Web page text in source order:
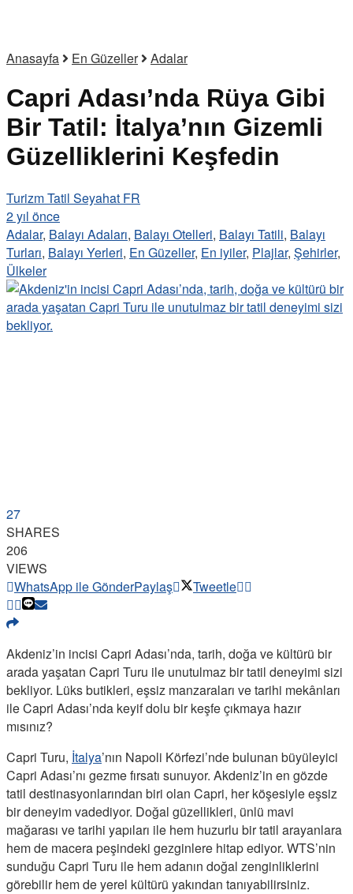
Anasayfa En Güzeller Adalar
Capri Adası’nda Rüya Gibi
Bir Tatil: İtalya’nın Gizemli
Güzelliklerini Keşfedin
Turizm Tatil Seyahat FR
2 yıl önce
Adalar, Balayı Adaları, Balayı Otelleri, Balayı Tatili, Balayı
Turları, Balayı Yerleri, En Güzeller, En iyiler, Plajlar, Şehirler,
Ülkeler
27
SHARES
206
VIEWS
WhatsApp ile GönderPaylaş Tweetle
Akdeniz’in incisi Capri Adası’nda, tarih, doğa ve kültürü bir
arada yaşatan Capri Turu ile unutulmaz bir tatil deneyimi sizi
bekliyor. Lüks butikleri, eşsiz manzaraları ve tarihi mekânları
ile Capri Adası’nda keyif dolu bir keşfe çıkmaya hazır
mısınız?
Capri Turu, İtalya’nın Napoli Körfezi’nde bulunan büyüleyici
Capri Adası’nı gezme fırsatı sunuyor. Akdeniz’in en gözde
tatil destinasyonlarından biri olan Capri, her köşesiyle eşsiz
bir deneyim vadediyor. Doğal güzellikleri, ünlü mavi
mağarası ve tarihi yapıları ile hem huzurlu bir tatil arayanlara
hem de macera peşindeki gezginlere hitap ediyor. WTS’nin
sunduğu Capri Turu ile hem adanın doğal zenginliklerini
görebilir hem de yerel kültürü yakından tanıyabilirsiniz.